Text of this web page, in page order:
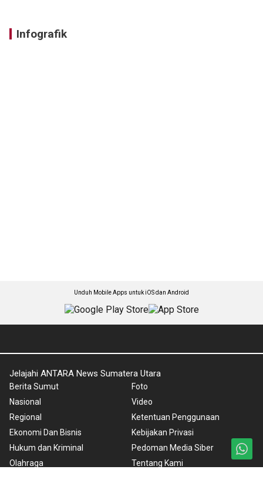
Infografik
Unduh Mobile Apps untuk iOS dan Android
Jelajahi ANTARA News Sumatera Utara
Berita Sumut
Nasional
Regional
Ekonomi Dan Bisnis
Hukum dan Kriminal
Olahraga
Foto
Video
Ketentuan Penggunaan
Kebijakan Privasi
Pedoman Media Siber
Tentang Kami